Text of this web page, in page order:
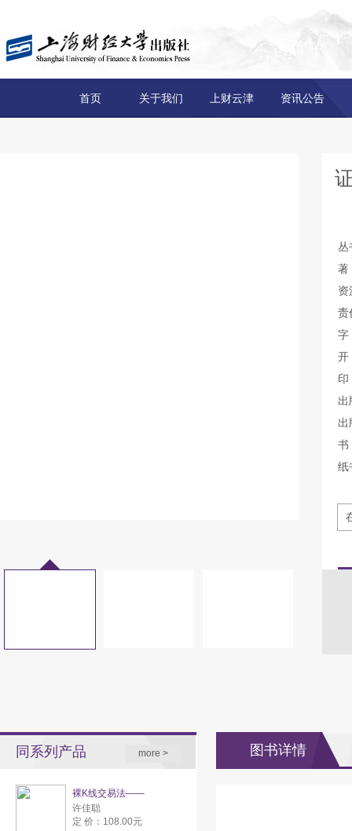
首页 关于我们 上财云津 资讯公告
丛
著
资
责
出
出
纸
同系列产品 more >
裸K线交易法——
许佳聪
定 价：108.00元
图书详情